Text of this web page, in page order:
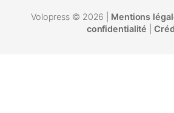
Volopress © 2026 | Mentions
confidentialité